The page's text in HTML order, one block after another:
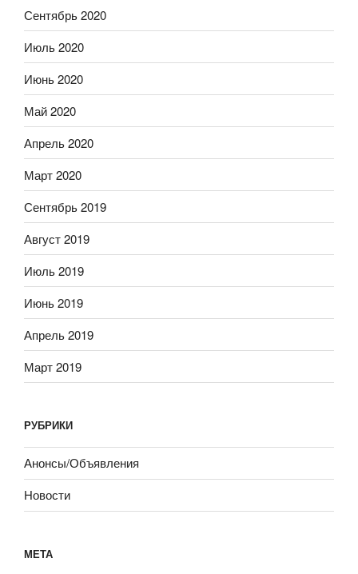
Сентябрь 2020
Июль 2020
Июнь 2020
Май 2020
Апрель 2020
Март 2020
Сентябрь 2019
Август 2019
Июль 2019
Июнь 2019
Апрель 2019
Март 2019
РУБРИКИ
Анонсы/Объявления
Новости
МЕТА